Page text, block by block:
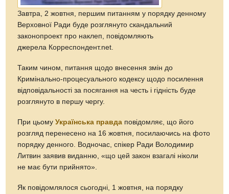
Завтра, 2 жовтня, першим питанням у порядку денному
Верховної Ради буде розглянуто скандальний
законопроект про наклеп, повідомляють
джерела Корреспондент.net.
Таким чином, питання щодо внесення змін до
Кримінально-процесуального кодексу щодо посилення
відповідальності за посягання на честь і гідність буде
розглянуто в першу чергу.
При цьомуУкраїнська правда повідомляє, що його
розгляд перенесено на 16 жовтня, посилаючись на фото
порядку денного. Водночас, спікер Ради Володимир
Литвин заявив виданню, «що цей закон взагалі ніколи
не має бути прийнято».
Як повідомлялося сьогодні, 1 жовтня, на порядку